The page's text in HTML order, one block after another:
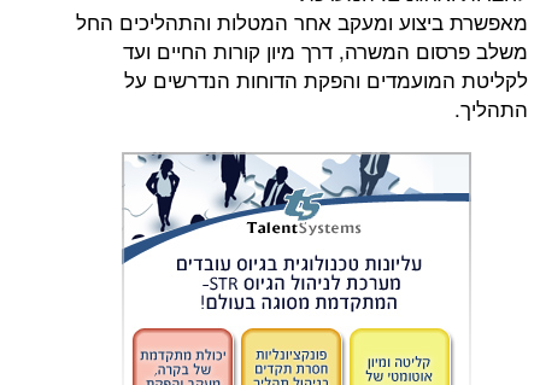
ומעקב אחר המטלות והתהליכים החל
המשרה, דרך מיון קורות החיים ועד
והפקת הדוחות הנדרשים על